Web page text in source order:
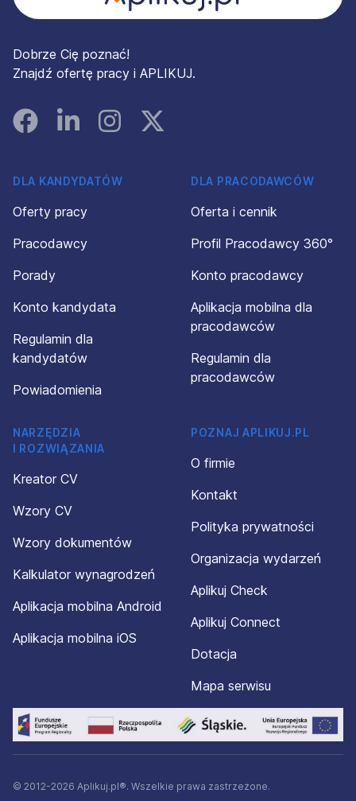
Dobrze Cię poznać!
Znajdź ofertę pracy i APLIKUJ.
FacebookLinked InInstagramInstagram
DLA KANDYDATÓW
Oferty pracy
Pracodawcy
Porady
Konto kandydata
Regulamin dla
kandydatów
Powiadomienia
DLA PRACODAWCÓW
Oferta i cennik
Profil Pracodawcy 360°
Konto pracodawcy
Aplikacja mobilna dla
pracodawców
Regulamin dla
pracodawców
NARZĘDZIA
I ROZWIĄZANIA
Kreator CV
Wzory CV
Wzory dokumentów
Kalkulator wynagrodzeń
Aplikacja mobilna Android
Aplikacja mobilna iOS
POZNAJ APLIKUJ.PL
O firmie
Kontakt
Polityka prywatności
Organizacja wydarzeń
Aplikuj Check
Aplikuj Connect
Dotacja
Mapa serwisu
© 2012-2026 Aplikuj.pl®. Wszelkie prawa zastrzeżone.